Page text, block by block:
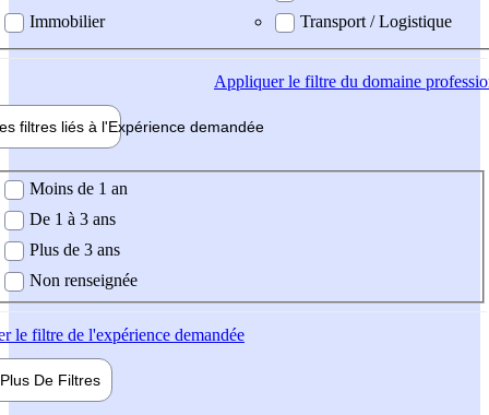
Immobilier
Transport / Logistique
Appliquerle filtre du domaine
filtres liés à l'Expérience demandée
demandée
Moins de 1 an
De 1 à 3 ans
Plus de 3 ans
Non renseignée
le filtre de l'expérience demandée
Plus De Filtres